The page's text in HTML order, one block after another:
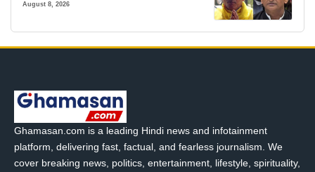
August 8, 2026
Ghamasan.com is a leading Hindi news and infotainment
platform, delivering fast, factual, and fearless journalism. We
cover breaking news, politics, entertainment, lifestyle, spirituality,